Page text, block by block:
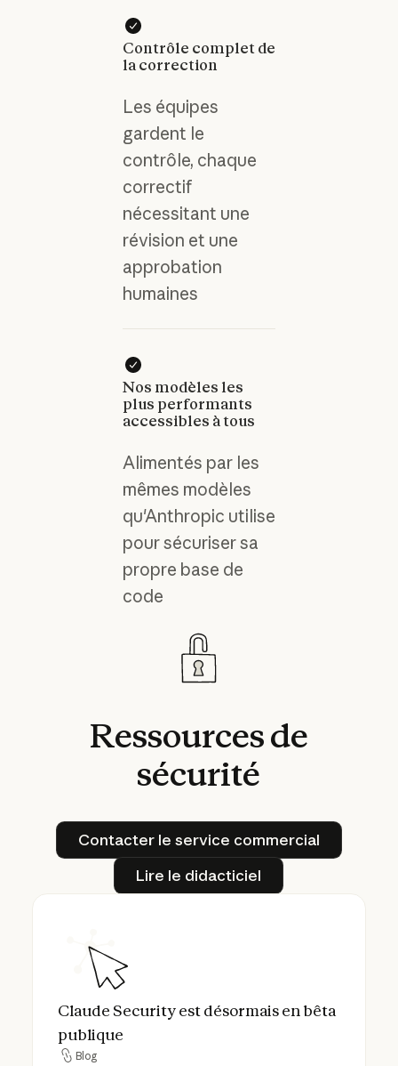
Contrôle complet de
la correction
Les équipes
gardent le
contrôle, chaque
correctif
nécessitant une
révision et une
approbation
humaines
Nos modèles les
plus performants
accessibles à tous
Alimentés par les
mêmes modèles
qu'Anthropic utilise
pour sécuriser sa
propre base de
code
Ressourcesde
sécurité
Contacter le service commercial
Contacter le service
Lire le didacticiel
Lire le didacticiel
Claude Security est désormais en bêta
publique
Blog
Blog